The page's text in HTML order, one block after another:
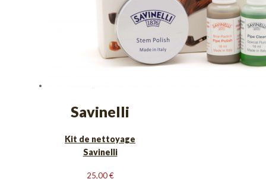
Savinelli
Kit de nettoyage
Savinelli
25,00€